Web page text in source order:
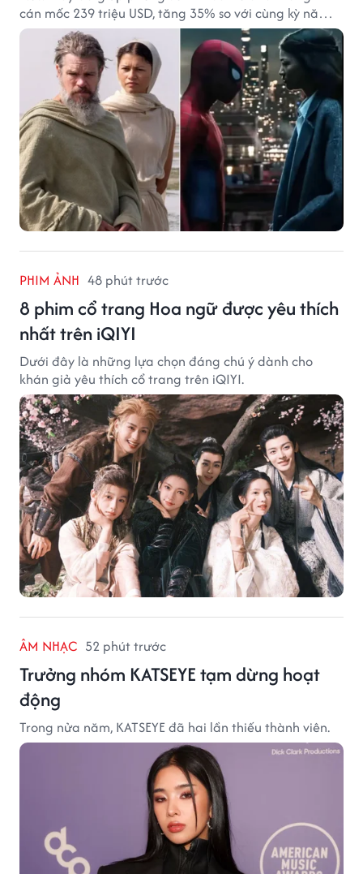
cán mốc 239 triệu USD, tăng 35% so với cùng kỳ năm
ngoái.
PHIM ẢNH 48 phút trước
8 phim cổ trang Hoa ngữ được yêu thích
nhất trên iQIYI
Dưới đây là những lựa chọn đáng chú ý dành cho
khán giả yêu thích cổ trang trên iQIYI.
ÂM NHẠC 52 phút trước
Trưởng nhóm KATSEYE tạm dừng hoạt
động
Trong nửa năm, KATSEYE đã hai lần thiếu thành viên.